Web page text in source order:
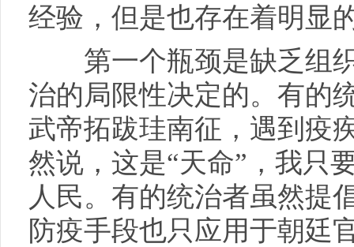
经验，但是也存在着明显
第一个瓶颈是缺乏组织
治的局限性决定的。有的
武帝拓跋珪南征，遇到疫
然说，这是“天命”，我只
人民。有的统治者虽然提
防疫手段也只应用于朝廷